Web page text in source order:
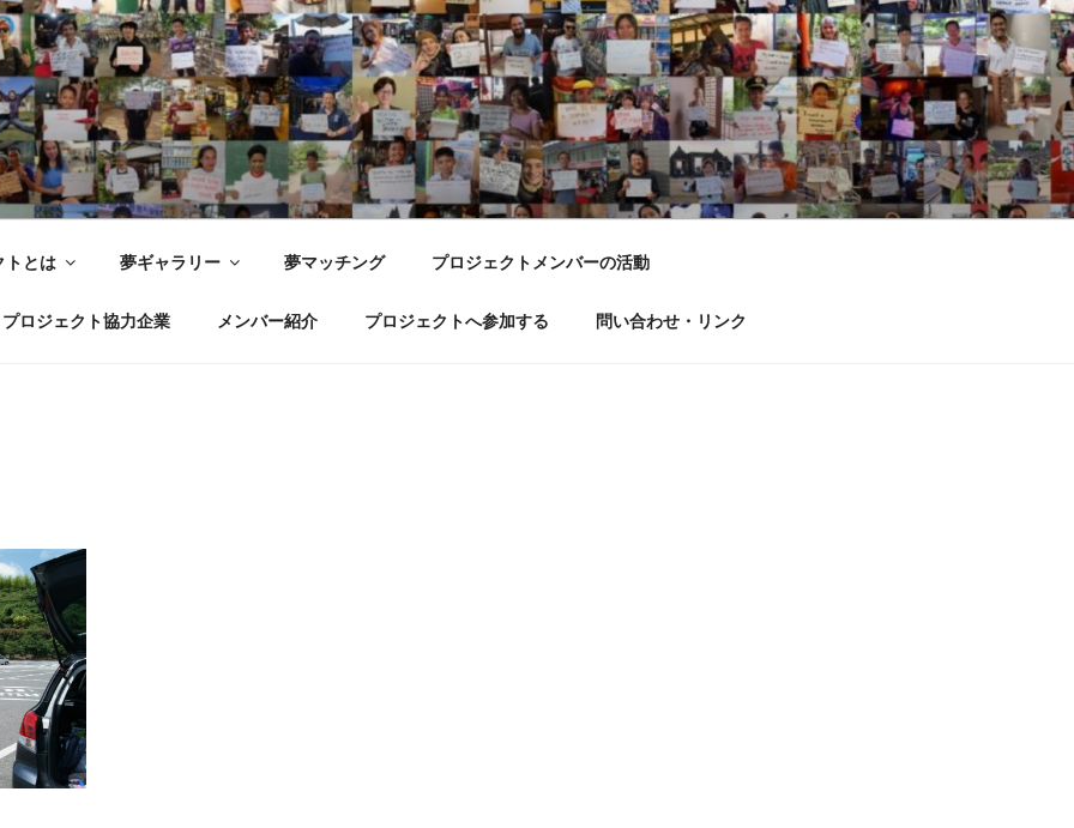
リームプロジェクト WORLD DREAM
of Joy with dreams for everyone.
トとは 夢ギャラリー 夢マッチング プロジェクトメンバーの活動
プロジェクト協力企業 メンバー紹介 プロジェクトへ参加する 問い合わせ・リンク